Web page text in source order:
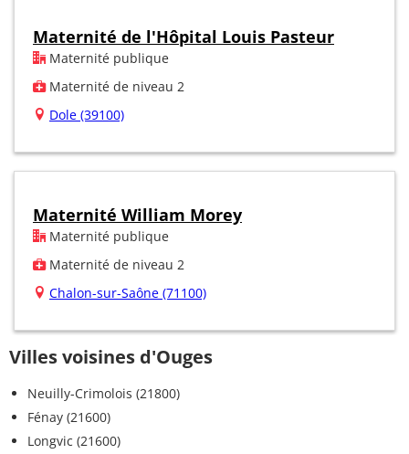
Maternité de l'Hôpital Louis Pasteur
Maternité publique
Maternité de niveau 2
Dole (39100)
Maternité William Morey
Maternité publique
Maternité de niveau 2
Chalon-sur-Saône (71100)
Villes voisines d'Ouges
Neuilly-Crimolois (21800)
Fénay (21600)
Longvic (21600)